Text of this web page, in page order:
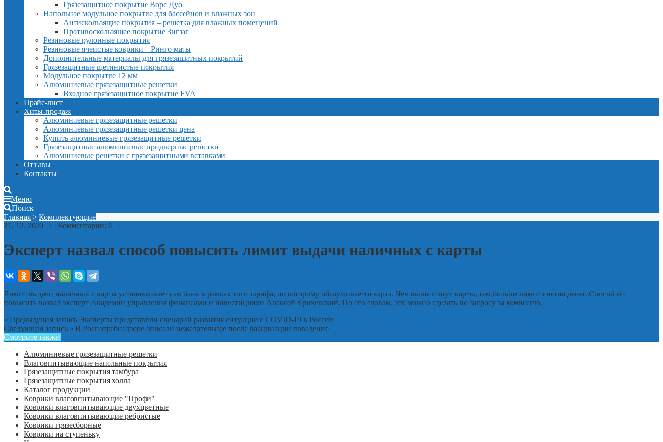
Грязезащитное покрытие Ворс Дуо
Напольное модульное покрытие для бассейнов и влажных зон
Антискользящие покрытия – решетка для влажных помещений
Противоскользящее покрытие Зигзаг
Резиновые рулонные покрытия
Резиновые ячеистые коврики – Ринго маты
Дополнительные материалы для грязезащитных покрытий
Грязезащитные щетинистые покрытия
Модульное покрытие 12 мм
Алюминиевые грязезащитные решетки
Входное грязезащитное покрытие EVA
Прайс-лист
Хиты-продаж
Алюминиевые грязезащитные решетки
Алюминиевые грязезащитные решетки цена
Купить алюминиевые грязезащитные решетки
Грязезащитные алюминиевые придверные решетки
Алюминиевые решетки с грязезащитными вставками
Отзывы
Контакты
Меню
Поиск
Главная > Комплектующие
21. 12. 2020 · Комментарии: 0 ·
Эксперт назвал способ повысить лимит выдачи наличных с карты
Лимит выдачи наличных с карты устанавливает сам банк в рамках того тарифа, по которому обслуживается карта. Чем выше статус карты, тем больше лимит снятия денег. Способ его
повысить назвал эксперт Академии управления финансами и инвестициями Алексей Кричевский. По его словам, это можно сделать по запросу за комиссию.
« Предыдущая запись Эксперты представили сценарий развития ситуации с COVID-19 в России
Следующая запись » В Роспотребнадзоре описали нежелательное после вакцинации поведение
Смотрите также:
Алюминиевые грязезащитные решетки
Влаговпитывающие напольные покрытия
Грязезащитные покрытия тамбура
Грязезащитные покрытия холла
Каталог продукции
Коврики влаговпитывающие "Профи"
Коврики влаговпитывающие двухцветные
Коврики влаговпитывающие ребристые
Коврики грязесборные
Коврики на ступеньку